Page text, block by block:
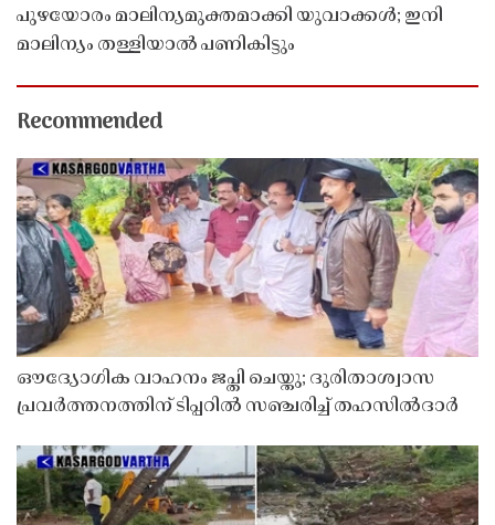
പുഴയോരം മാലിന്യമുക്തമാക്കി യുവാക്കൾ; ഇനി
മാലിന്യം തള്ളിയാൽ പണികിട്ടും
Recommended
ഔദ്യോഗിക വാഹനം ജപ്തി ചെയ്തു; ദുരിതാശ്വാസ
പ്രവർത്തനത്തിന് ടിപ്പറിൽ സഞ്ചരിച്ച് തഹസിൽദാർ